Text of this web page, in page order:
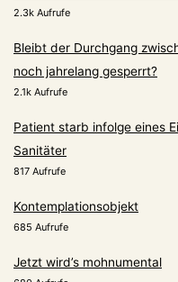
2.3k Aufrufe
Bleibt der Durchgang
noch jahrelang gesperrt?
2.1k Aufrufe
Patient starb infolge eines
Sanitäter
817 Aufrufe
Kontemplationsobjekt
685 Aufrufe
Jetzt wird’s mohnumental